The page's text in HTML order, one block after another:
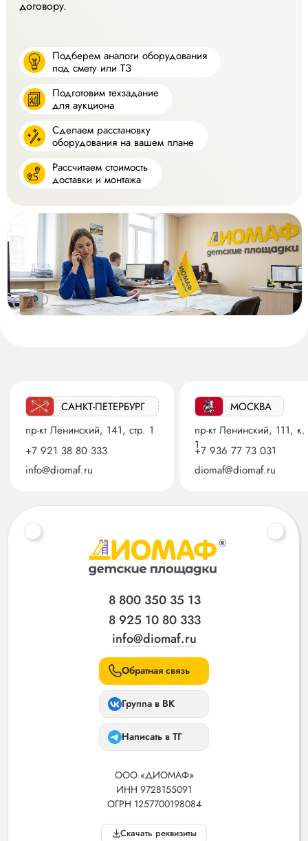
договору.
Подберем аналоги оборудования
под смету или ТЗ
Подготовим техзадание
для аукциона
Сделаем расстановку
оборудования на вашем плане
Рассчитаем стоимость
доставки и монтажа
САНКТ-ПЕТЕРБУРГ
пр-кт Ленинский, 141, стр. 1
+7 921 38 80 333
info@diomaf.ru
МОСКВА
пр-кт Ленинский, 111, к.
1+7 936 77 73 031
diomaf@diomaf.ru
ООО «ДИОМАФ»
ИНН 9728155091
ОГРН 1257700198084
Скачать реквизиты
8 800 350 35 13
8 925 10 80 333
info@diomaf.ru
Обратная связь
Группа в ВК
Написать в ТГ